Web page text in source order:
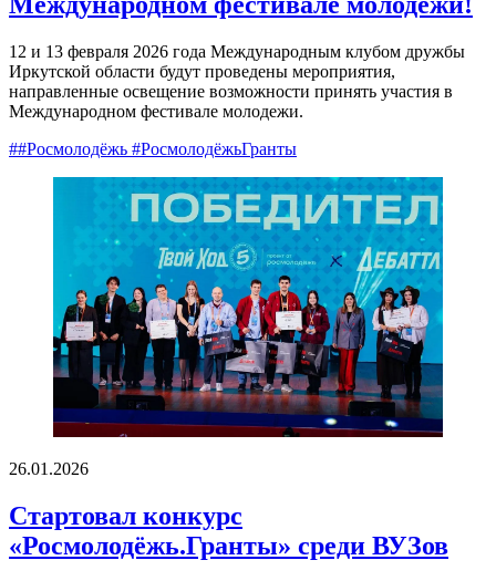
12 и 13 февраля 2026 года Международным клубом дружбы
Иркутской области будут проведены мероприятия,
направленные освещение возможности принять участия в
Международном фестивале молодежи.
##Росмолодёжь #РосмолодёжьГранты
26.01.2026
Стартовал конкурс
«Росмолодёжь.Гранты» среди ВУЗов